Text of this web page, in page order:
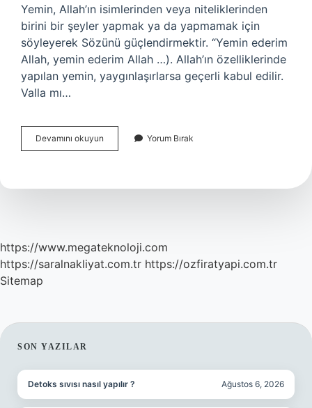
Yemin, Allah’ın isimlerinden veya niteliklerinden
birini bir şeyler yapmak ya da yapmamak için
söyleyerek Sözünü güçlendirmektir. “Yemin ederim
Allah, yemin ederim Allah …). Allah’ın özelliklerinde
yapılan yemin, yaygınlaşırlarsa geçerli kabul edilir.
Valla mı…
Devamını okuyun
Yok
Yorum Bırak
https://www.megateknoloji.com
https://saralnakliyat.com.tr https://ozfiratyapi.com.tr
Sitemap
SIDEBAR
SON YAZILAR
Detoks sıvısı nasıl yapılır ? Ağustos 6, 2026